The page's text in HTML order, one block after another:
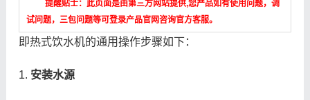
提醒贴士：此页面是由第三方网站提供,您产品如有使用问题，调
试问题，三包问题等可登录产品官网咨询官方客服。
即热式饮水机的通用操作步骤如下：
1. 安装水源